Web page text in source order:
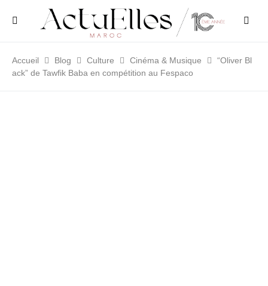
Accueil Blog Culture Cinéma & Musique
“Oliver Bl
ack” de Tawfik Baba en compétition au Fespaco